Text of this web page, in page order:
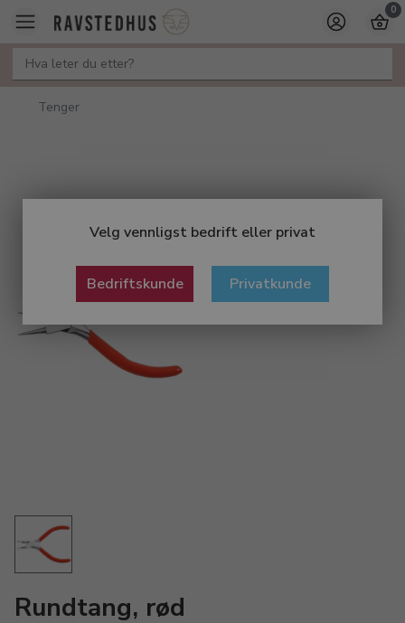
Velg vennligst bedrift eller privat
Bedriftskunde Privatkunde
0
Tenger
Rundtang, rød